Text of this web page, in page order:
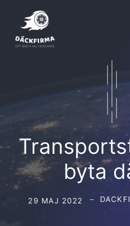
innehåll
byta
29 MAJ 2022